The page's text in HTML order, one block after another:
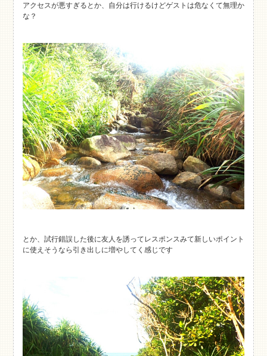
アクセスが悪すぎるとか、自分は行けるけどゲストは危なくて無理か
な？
とか、試行錯誤した後に友人を誘ってレスポンスみて新しいポイント
に使えそうなら引き出しに増やしてく感じです